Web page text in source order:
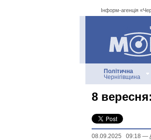
Інформ-агенція
Інформ-
Політична
Чернігівщина
8
08.09.2025 09:18 —